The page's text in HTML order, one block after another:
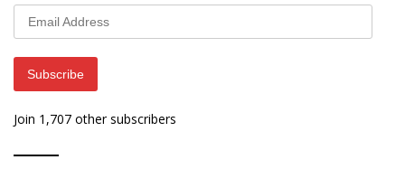
Email
Address
Subscribe
Join 1,707 other subscribers